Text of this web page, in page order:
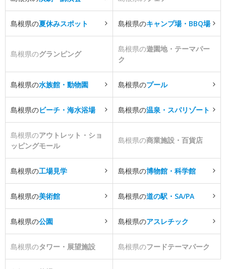
島根県の夏休みスポット 島根県のキャンプ場・BBQ場
島根県のグランピング
島根県の遊園地・テーマパー
ク
島根県の水族館・動物園 島根県のプール
島根県のビーチ・海水浴場 島根県の温泉・スパリゾート
島根県のアウトレット・ショ
ッピングモール
島根県の商業施設・百貨店
島根県の工場見学 島根県の博物館・科学館
島根県の美術館 島根県の道の駅・SA/PA
島根県の公園 島根県のアスレチック
島根県のタワー・展望施設 島根県のフードテーマパーク